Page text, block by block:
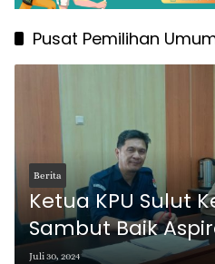
Pusat Pemilihan
Berita
Ketua KPU Sulut
Sambut Baik
Disabilitas
Juli 30, 2024